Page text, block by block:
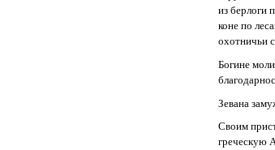
из берлоги
коне по
охотничьи
Богине
Зевана
Своим
греческую